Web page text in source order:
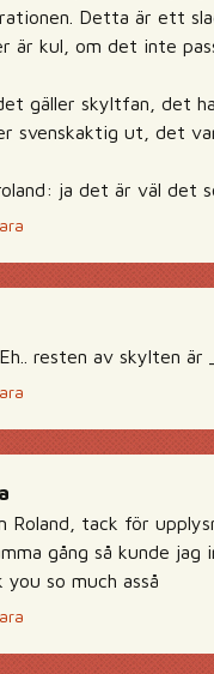
Detta är ett
är kul, om det inte
gäller skyltfan, det
svenskaktig ut, det
ja det är väl det
resten av skylten är
Roland, tack för
gång så kunde
you so much asså